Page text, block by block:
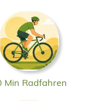
Min Radfahren